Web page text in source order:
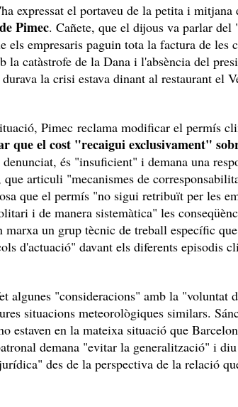
expressat el portaveu de la petita i mitjana
Pimec. Cañete, que el dijous va parlar del
els empresaris paguin tota la factura de les
la catàstrofe de la Dana i l'absència del
la crisi estava dinant al restaurant el
Pimec reclama modificar el permís
que el cost "recaigui exclusivament"
és "insuficient" i demana una
articuli "mecanismes de
que el permís "no sigui retribuït per les
i de manera sistemàtica" les
marxa un grup tècnic de treball específic
d'actuació" davant els diferents episodis
algunes "consideracions" amb la "voluntat
situacions meteorològiques similars.
estaven en la mateixa situació que
demana "evitar la generalització" i
des de la perspectiva de la relació